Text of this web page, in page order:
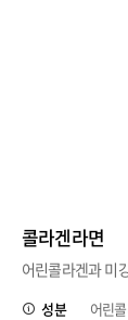
콜라겐라면
어린콜라겐과 미
성분
어린